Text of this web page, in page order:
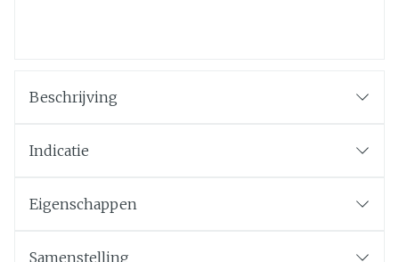
Beschrijving
Indicatie
Eigenschappen
Samenstelling